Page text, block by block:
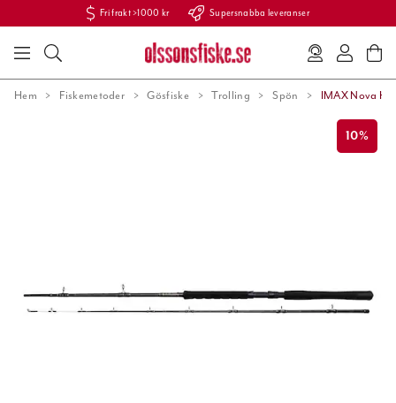
Fri frakt >1000 kr Supersnabba leveranser
Hem Fiskemetoder Gösfiske Trolling Spön IMAX Nova
10%